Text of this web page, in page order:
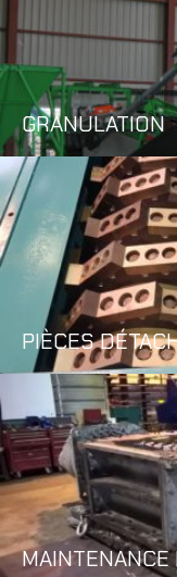
GRANULATION
PIÈCES